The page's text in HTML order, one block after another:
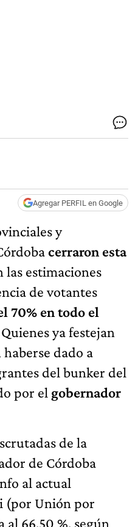
Agregar PERFIL en Google
y
cerraron esta
las estimaciones
de votantes
70% en todo el
ya festejan
dado a
del bunker del
por el gobernador
de la
de Córdoba
al actual
(por Unión por
al 66,50 %, según